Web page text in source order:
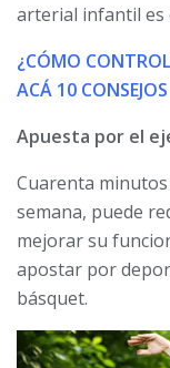
arterial infantil es
¿CÓMO
ACÁ 10 CONSEJOS
Apuesta por el
Cuarenta minutos
semana, puede
mejorar su
apostar por
básquet.